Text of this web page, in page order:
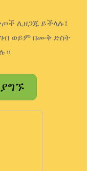
ሊዘጋጁ ይችላሉ፤
ወይም በሙቅ ድስት